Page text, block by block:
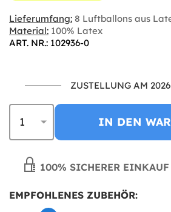
Lieferumfang: 8 Luftballons aus
Material: 100% Latex
ART. NR.: 102936-0
ZUSTELLUNG AM
IN DEN
100% SICHERER
EMPFOHLENES ZUBEHÖR: